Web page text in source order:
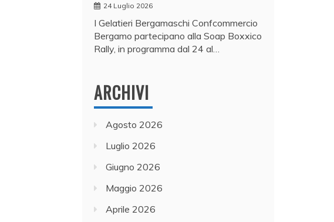
24 Luglio 2026
I Gelatieri Bergamaschi Confcommercio
Bergamo partecipano alla Soap Boxxico
Rally, in programma dal 24 al…
ARCHIVI
Agosto 2026
Luglio 2026
Giugno 2026
Maggio 2026
Aprile 2026